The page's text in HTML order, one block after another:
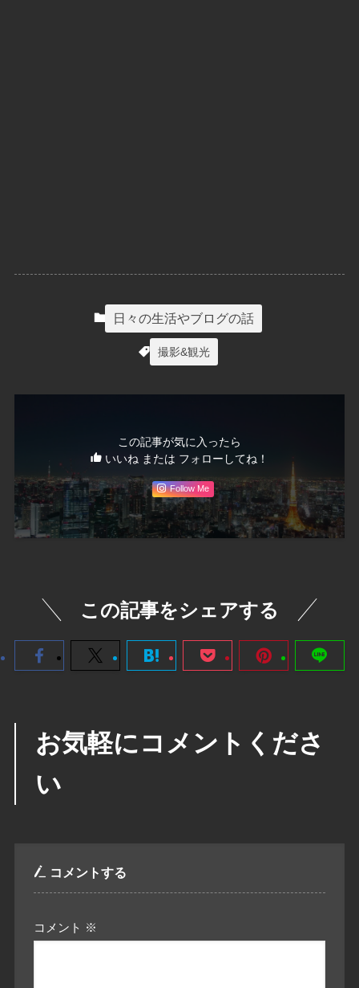
日々の生活やブログの話
撮影&観光
この記事が気に入ったら
いいね または フォローしてね！
Follow Me
この記事をシェアする
お気軽にコメントくださ
い
コメントする
コメント ※